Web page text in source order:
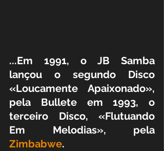
...Em 1991, o JB Samba
lançou o segundo Disco
«Loucamente Apaixonado»,
pela Bullete em 1993, o
terceiro Disco, «Flutuando
Zimbabwe.